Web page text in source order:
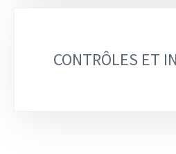
CONTRÔLES ET